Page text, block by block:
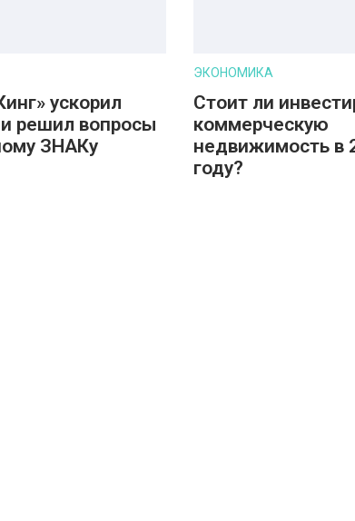
ускорил
решил вопросы
ЗНАКу
ЭКОНОМИКА
Стоит ли
коммерческую
недвижимость в
году?